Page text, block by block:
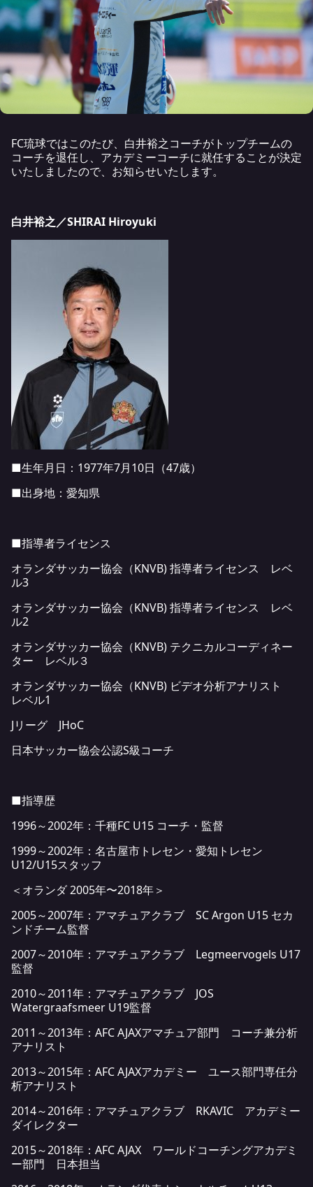
FC琉球ではこのたび、白井裕之コーチがトップチームの
コーチを退任し、アカデミーコーチに就任することが決定
いたしましたので、お知らせいたします。
白井裕之／SHIRAI Hiroyuki
■生年月日：1977年7月10日（47歳）
■出身地：愛知県
■指導者ライセンス
オランダサッカー協会（KNVB) 指導者ライセンス レベ
ル3
オランダサッカー協会（KNVB) 指導者ライセンス レベ
ル2
オランダサッカー協会（KNVB) テクニカルコーディネー
ター レベル３
オランダサッカー協会（KNVB) ビデオ分析アナリスト
レベル1
Jリーグ JHoC
日本サッカー協会公認S級コーチ
■指導歴
1996～2002年：千種FC U15 コーチ・監督
1999～2002年：名古屋市トレセン・愛知トレセン
U12/U15スタッフ
＜オランダ 2005年〜2018年＞
2005～2007年：アマチュアクラブ SC Argon U15 セカ
ンドチーム監督
2007～2010年：アマチュアクラブ Legmeervogels U17
監督
2010～2011年：アマチュアクラブ JOS
Watergraafsmeer U19監督
2011～2013年：AFC AJAXアマチュア部門 コーチ兼分析
アナリスト
2013～2015年：AFC AJAXアカデミー ユース部門専任分
析アナリスト
2014～2016年：アマチュアクラブ RKAVIC アカデミー
ダイレクター
2015～2018年：AFC AJAX ワールドコーチングアカデミ
ー部門 日本担当